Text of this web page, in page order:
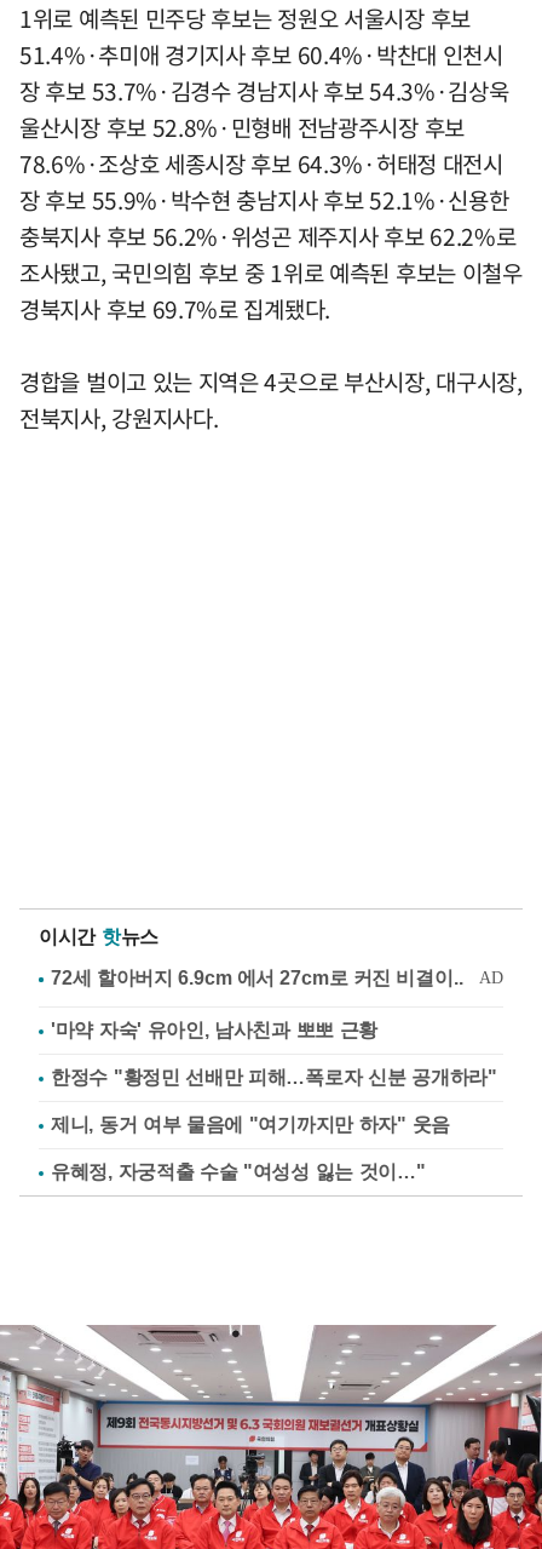
1위로 예측된 민주당 후보는 정원오 서울시장 후보
51.4%·추미애 경기지사 후보 60.4%·박찬대 인천시
장 후보 53.7%·김경수 경남지사 후보 54.3%·김상욱
울산시장 후보 52.8%·민형배 전남광주시장 후보
78.6%·조상호 세종시장 후보 64.3%·허태정 대전시
장 후보 55.9%·박수현 충남지사 후보 52.1%·신용한
충북지사 후보 56.2%·위성곤 제주지사 후보 62.2%로
조사됐고, 국민의힘 후보 중 1위로 예측된 후보는 이철우
경북지사 후보 69.7%로 집계됐다.
경합을 벌이고 있는 지역은 4곳으로 부산시장, 대구시장,
전북지사, 강원지사다.
이시간 핫뉴스
'마약 자숙' 유아인, 남사친과 뽀뽀 근황
한정수 "황정민 선배만 피해…폭로자 신분 공개하라"
제니, 동거 여부 물음에 "여기까지만 하자" 웃음
유혜정, 자궁적출 수술 "여성성 잃는 것이…"